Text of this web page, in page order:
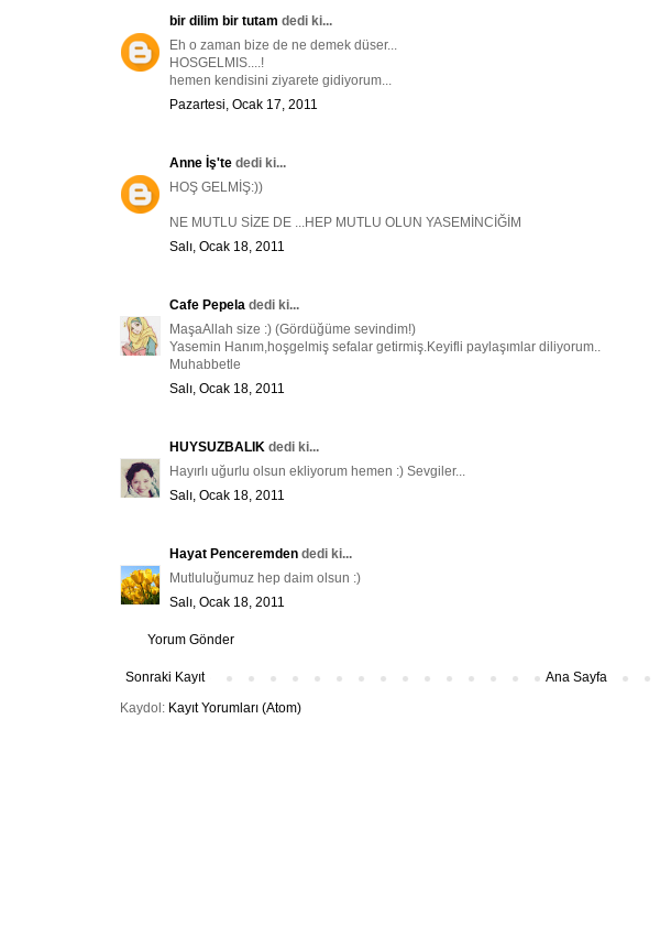
bir dilim bir tutam dedi ki...
Eh o zaman bize de ne demek düser...
HOSGELMIS....!
hemen kendisini ziyarete gidiyorum...
Pazartesi, Ocak 17, 2011
Anne İş'te dedi ki...
HOŞ GELMİŞ:))
NE MUTLU SİZE DE ...HEP MUTLU OLUN YASEMİNCİĞİM
Salı, Ocak 18, 2011
Cafe Pepela dedi ki...
MaşaAllah size :) (Gördüğüme sevindim!)
Yasemin Hanım,hoşgelmiş sefalar getirmiş.Keyifli paylaşımlar diliyorum..
Muhabbetle
Salı, Ocak 18, 2011
HUYSUZBALIK dedi ki...
Hayırlı uğurlu olsun ekliyorum hemen :) Sevgiler...
Salı, Ocak 18, 2011
Hayat Penceremden dedi ki...
Mutluluğumuz hep daim olsun :)
Salı, Ocak 18, 2011
Yorum Gönder
Sonraki Kayıt
Ana Sayfa
Kaydol: Kayıt Yorumları (Atom)